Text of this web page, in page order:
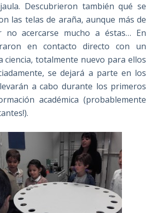
Descubrieron también qué se
las telas de araña, aunque más de
acercarse mucho a éstas… En
en contacto directo con un
ciencia, totalmente nuevo para ellos
se dejará a parte en los
a cabo durante los primeros
académica (probablemente